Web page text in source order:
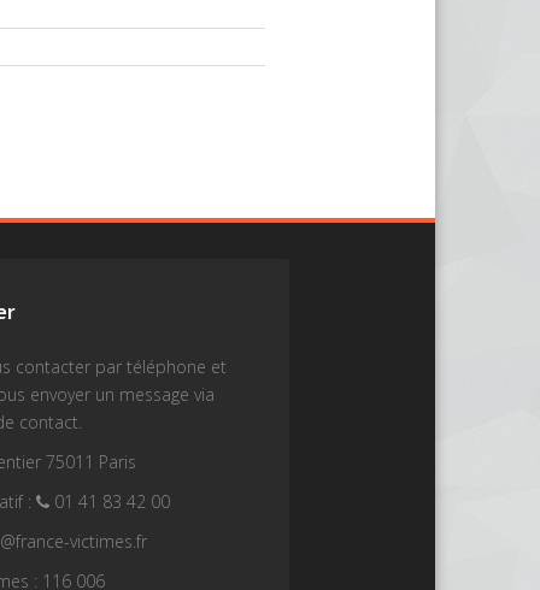
contacter par téléphone et
envoyer un message via
contact.
75011 Paris
:
01 41 83 42 00
victimes.fr
: 116 006